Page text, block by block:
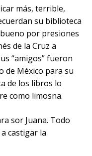
más, terrible,
su biblioteca
por presiones
de la Cruz a
“amigos” fueron
de México para su
de los libros lo
como limosna.
sor Juana. Todo
castigar la